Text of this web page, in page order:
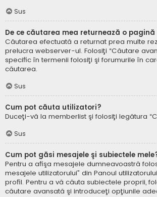
Sus
De ce căutarea mea returnează o
Căutarea efectuată a returnat prea multe
prelucra webserver-ul. Folosiţi “Căutare
specific în termenii folosiţi şi forumurile în
căutarea.
Sus
Cum pot căuta utilizatori?
Duceţi-vă la memberlist şi folosiţi legătura
Sus
Cum pot găsi mesajele şi subiectele
Pentru a afişa mesajele dumneavoastră
mesajele utilizatorului” din Panoul
profil. Pentru a vă căuta subiectele proprii,
căutare avansată şi introduceţi opţiunile